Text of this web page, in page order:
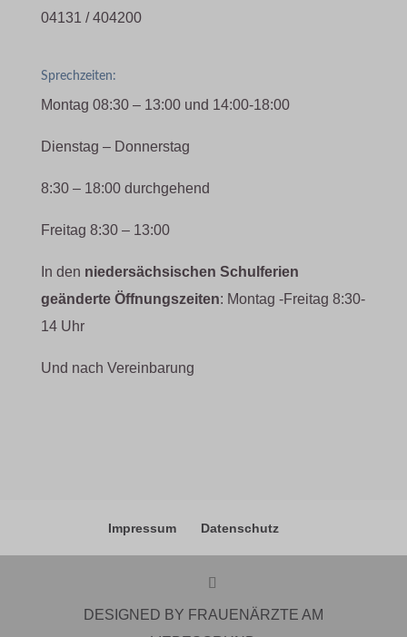
04131 / 404200
Sprechzeiten:
Montag 08:30 – 13:00 und 14:00-18:00
Dienstag – Donnerstag
8:30 – 18:00 durchgehend
Freitag 8:30 – 13:00
In den niedersächsischen Schulferien
geänderte Öffnungszeiten: Montag -Freitag 8:30-
14 Uhr
Und nach Vereinbarung
Impressum Datenschutz
DESIGNED BY FRAUENÄRZTE AM